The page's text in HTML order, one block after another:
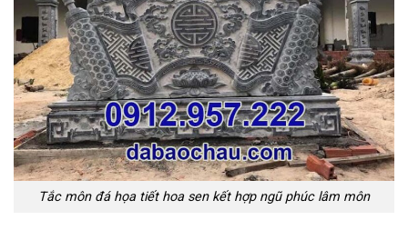
Tắc môn đá họa tiết hoa sen kết hợp ngũ phúc lâm môn